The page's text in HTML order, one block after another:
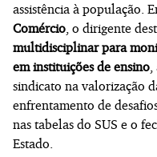
assistência à população.
Comércio, o dirigente
multidisciplinar para
em instituições de ensino,
sindicato na valorização
enfrentamento de
nas tabelas do SUS e o
Estado.